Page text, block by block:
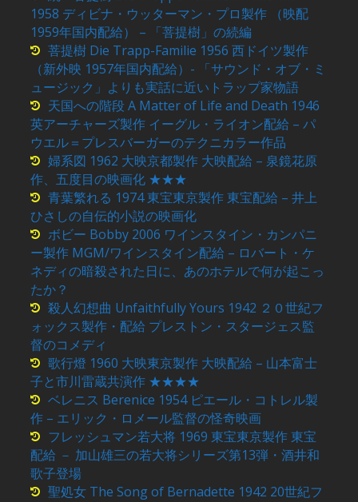
1958 ディビナ・ウッターマン・プロ製作 （映配
1959年国内配給） – 「菩提樹」の続編
菩提樹 Die Trapp-Familie 1956 西ドイツ製作
（新外映 1957年国内配給）- 「サウンド・オブ・ミ
ュージック」よりも実話に近いトラップ家物語
天国への階段 A Matter of Life and Death 1946
英アーチャーズ製作 イーグル・ライオン配給 – パ
ウエル＝プレスバーガーのテクニカラー作品
婦系図 1962 大映京都製作 大映配給 – 泉鏡花原
作、五度目の映画化 ★★★
青葉繁れる 1974 東宝東京製作 東宝配給 – 井上
ひさしの自伝的小説の映画化
ボビー Bobby 2006 ワインスタイン・カンパニ
ー製作 MGM/ワインスタイン配給 – ロバート・ケ
ネディの暗殺された日に、あのホテルで何が起こっ
たか？
殺人幻想曲 Unfaithfully Yours 1942 ２０世紀フ
ォックス製作・配給 プレストン・スタージェス監
督のコメディ
歌行燈 1960 大映東京製作 大映配給 – 山本富士
子と市川雷蔵共演作 ★★★★
ベレニス Berenice 1954 ピエール・コトレル製
作 – エリック・ロメール監督の怪奇映画
フレッシュマン若大将 1969 東宝東京製作 東宝
配給 － 加山雄三の若大将シリーズ第13弾・酒井和
歌子登場
聖処女 The Song of Bernadette 1942 20世紀フ